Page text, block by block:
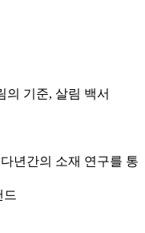
의 기준, 살림 백서
년간의 소재 연구를 통
드